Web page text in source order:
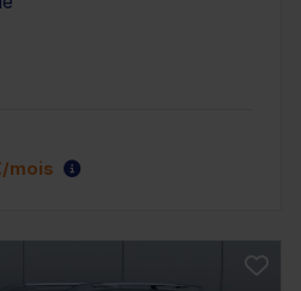
mois